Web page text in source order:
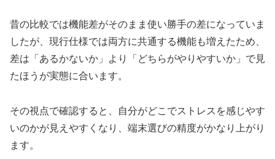
昔の比較では機能差がそのまま使い勝手の差になっていま
したが、現行仕様では両方に共通する機能も増えたため、
差は「あるかないか」より「どちらがやりやすいか」で見
たほうが実態に合います。
その視点で確認すると、自分がどこでストレスを感じやす
いのかが見えやすくなり、端末選びの精度がかなり上がり
ます。